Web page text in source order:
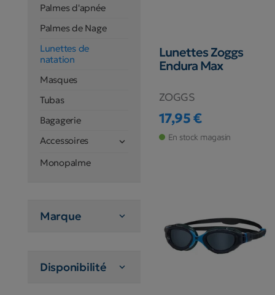
Palmes d'apnée
Palmes de Nage
Lunettes de
natation
Masques
Tubas
Bagagerie
Accessoires

Monopalme
Marque 
Disponibilité 
Lunettes Zoggs
Endura Max
ZOGGS
Prix
17,95 €
En stock magasin